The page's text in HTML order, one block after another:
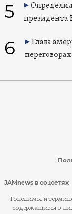
5
6
Глава
JAMnews в соцсетях
Топонимы и
содержащиеся в